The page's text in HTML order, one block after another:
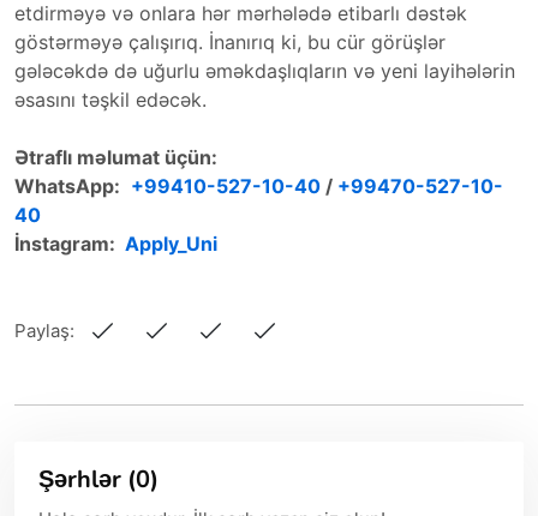
etdirməyə və onlara hər mərhələdə etibarlı dəstək
göstərməyə çalışırıq. İnanırıq ki, bu cür görüşlər
gələcəkdə də uğurlu əməkdaşlıqların və yeni layihələrin
əsasını təşkil edəcək.
Ətraflı məlumat üçün:
WhatsApp: +99410-527-10-40 / +99470-527-10-
40
İnstagram: Apply_Uni
Paylaş:
Şərhlər (0)